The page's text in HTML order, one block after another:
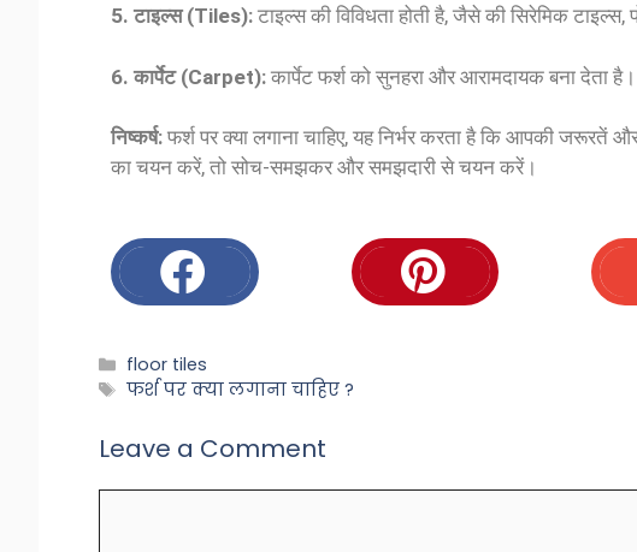
5. टाइल्स (Tiles): टाइल्स की विविधता होती है, जैसे की सिरेमिक
6. कार्पेट (Carpet): कार्पेट फर्श को सुनहरा और आरामदायक बना देता
निष्कर्ष: फर्श पर क्या लगाना चाहिए, यह निर्भर करता है कि आपकी
का चयन करें, तो सोच-समझकर और समझदारी से चयन करें।
floor tiles
फर्श पर क्या लगाना चाहिए ?
Leave a Comment